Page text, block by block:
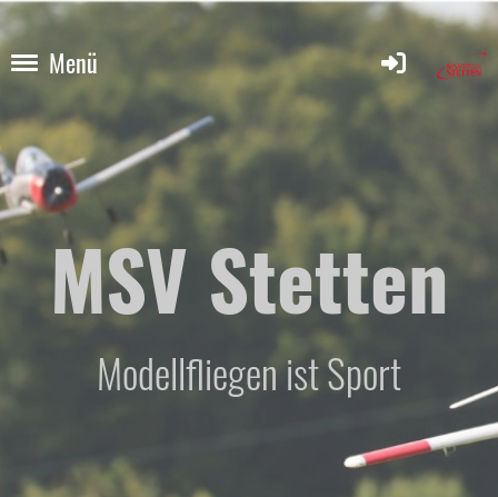
Menü
MSV Stetten
Modellfliegen ist Sport